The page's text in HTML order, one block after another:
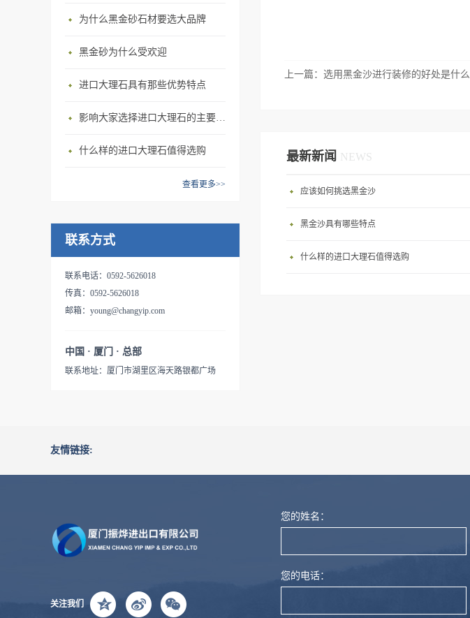
殿。产品规格、颜色、造型等
您只需提供相关资料（如用
制作，直到您满意为止。常规
现货置于水头新澳顺大板门
17.2 Mpa 岩石密度：
格让它的使用项目像宫殿一样
两道条纹很常见，但似此石如
布，却极为罕见。层次分明，
更如波涛起伏的水纹。触感光
素，营造优雅轻奢的简欧空
息，让我们再一次惊叹于造物
内墙面、台面板、室外墙面、
室外地面等。我司有长期稳定
合作的土耳其矿山，能有利的
保证石材质量及市场需求。
向性极强，色彩搭配自然和
激。具有无毒、无味、无污
晒、不变色。是各大酒店大堂
为什么黑金砂石材要选大品牌
黑金砂为什么受欢迎
进口大理石具有那些优势特点
影响大家选择进口大理石的主要因素有哪些
什么样的进口大理石值得选购
查看更多>>
联系方式
联系电话：0592-5626018
传真：0592-5626018
邮箱：young@changyip.com
中国 · 厦门 · 总部
联系地址：厦门市湖里区海天路银都广场
上一篇： 选用黑金沙进行装修的好处是什么
最新新闻 NEWS
应该如何挑选黑金沙
黑金沙具有哪些特点
什么样的进口大理石值得选购
友情链接:
您的姓名：
您的电话：
关注我们